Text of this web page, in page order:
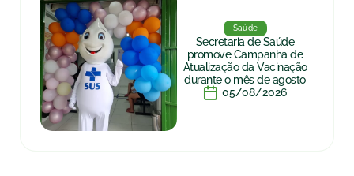
Saúde
Secretaria de Saúde
promove Campanha de
Atualização da Vacinação
durante o mês de agosto
05/08/2026